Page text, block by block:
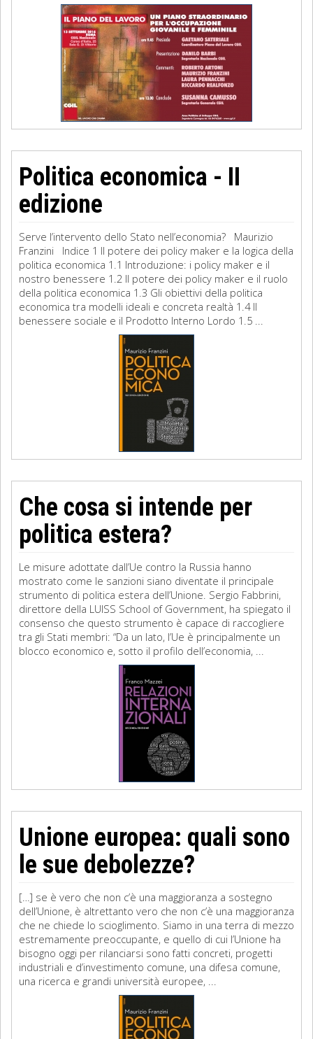
Politica economica - II
edizione
Serve l’intervento dello Stato nell’economia? Maurizio
Franzini Indice 1 Il potere dei policy maker e la logica della
politica economica 1.1 Introduzione: i policy maker e il
nostro benessere 1.2 Il potere dei policy maker e il ruolo
della politica economica 1.3 Gli obiettivi della politica
economica tra modelli ideali e concreta realtà 1.4 Il
benessere sociale e il Prodotto Interno Lordo 1.5 ...
Che cosa si intende per
politica estera?
Le misure adottate dall’Ue contro la Russia hanno
mostrato come le sanzioni siano diventate il principale
strumento di politica estera dell’Unione. Sergio Fabbrini,
direttore della LUISS School of Government, ha spiegato il
consenso che questo strumento è capace di raccogliere
tra gli Stati membri: “Da un lato, l’Ue è principalmente un
blocco economico e, sotto il profilo dell’economia, ...
Unione europea: quali sono
le sue debolezze?
[…] se è vero che non c’è una maggioranza a sostegno
dell’Unione, è altrettanto vero che non c’è una maggioranza
che ne chiede lo scioglimento. Siamo in una terra di mezzo
estremamente preoccupante, e quello di cui l’Unione ha
bisogno oggi per rilanciarsi sono fatti concreti, progetti
industriali e d’investimento comune, una difesa comune,
una ricerca e grandi università europee, ...